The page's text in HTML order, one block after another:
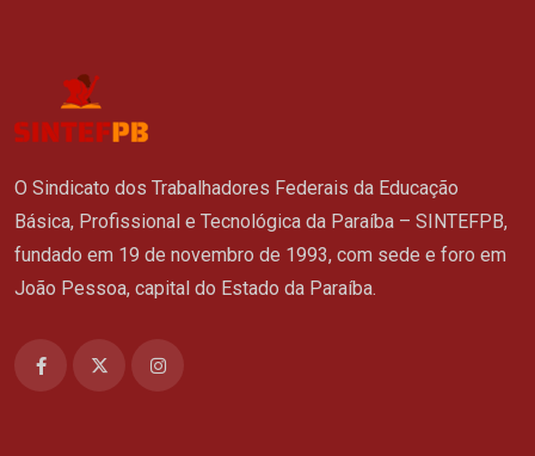
O Sindicato dos Trabalhadores Federais da Educação
Básica, Profissional e Tecnológica da Paraíba – SINTEFPB,
fundado em 19 de novembro de 1993, com sede e foro em
João Pessoa, capital do Estado da Paraíba.